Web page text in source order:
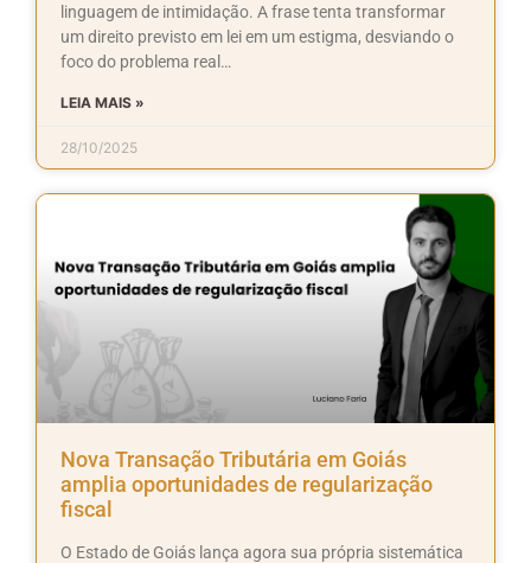
linguagem de intimidação. A frase tenta transformar
um direito previsto em lei em um estigma, desviando o
foco do problema real…
LEIA MAIS »
28/10/2025
Nova Transação Tributária em Goiás
amplia oportunidades de regularização
fiscal
O Estado de Goiás lança agora sua própria sistemática